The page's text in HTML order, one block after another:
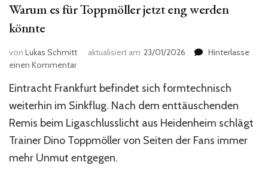
Warum es für Toppmöller jetzt eng werden
könnte
von Lukas Schmitt aktualisiert am 23/01/2026
Hinterlasse
einen Kommentarzu
es
für
Toppmöller
jetzt
eng
werden
könnte
Eintracht Frankfurt befindet sich formtechnisch
weiterhin im Sinkflug. Nach dem enttäuschenden
Remis beim Ligaschlusslicht aus Heidenheim schlägt
Trainer Dino Toppmöller von Seiten der Fans immer
mehr Unmut entgegen.